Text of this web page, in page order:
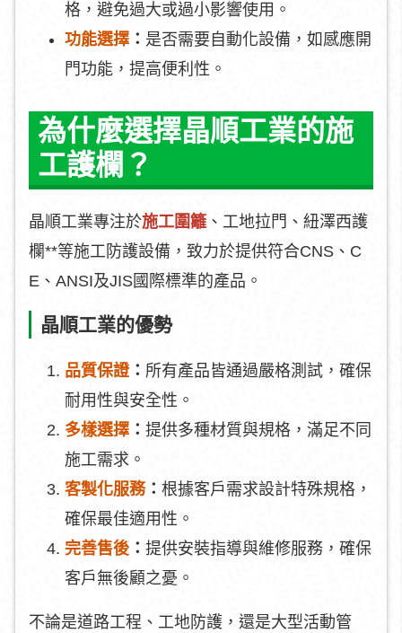
格，避免過大或過小影響使用。
功能選擇 ： 是否需要自動化設備，如感應開
門功能，提高便利性。
為什麼選擇晶順工業的施
工護欄？
晶順工業專注於施工圍籬 、工地拉門、紐澤西護
欄**等施工防護設備，致力於提供符合CNS、C
E、ANSI及JIS國際標準的產品。
晶順工業的優勢
品質保證： 所有產品皆通過嚴格測試，確保
耐用性與安全性。
多樣選擇 ： 提供多種材質與規格，滿足不同
施工需求。
客製化服務： 根據客戶需求設計特殊規格，
確保最佳適用性。
完善售後 ： 提供安裝指導與維修服務，確保
客戶無後顧之憂。
不論是道路工程、工地防護，還是大型活動管